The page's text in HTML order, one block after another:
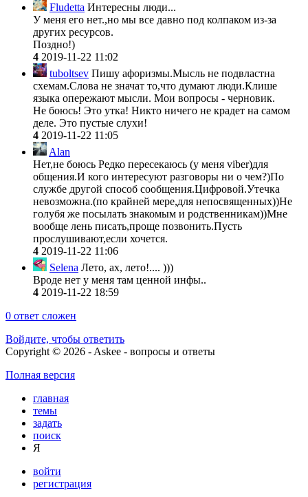
Fludetta Интересны люди...
У меня его нет.,но мы все давно под колпаком из-за
других ресурсов.
Поздно!)
4 2019-11-22 11:02
tuboltsev Пишу афоризмы.Мысль не подвластна
схемам.Слова не значат то,что думают люди.Клише
языка опережают мысли. Мои вопросы - черновик.
Не боюсь! Это утка! Никто ничего не крадет на самом
деле. Это пустые слухи!
4 2019-11-22 11:05
Alan
Нет,не боюсь Редко пересекаюсь (у меня viber)для
общения.И кого интересуют разговоры ни о чем?)По
службе другой способ сообщения.Цифровой.Утечка
невозможна.(по крайней мере,для непосвященных))Не
голубя же посылать знакомым и родственникам))Мне
вообще лень писать,проще позвонить.Пусть
прослушивают,если хочется.
4 2019-11-22 11:06
Selena Лето, ах, лето!.... )))
Вроде нет у меня там ценной инфы..
4 2019-11-22 18:59
0 ответ сложен
Войдите, чтобы ответить
Copyright © 2026 - Askee - вопросы и ответы
Полная версия
главная
темы
задать
поиск
Я
войти
регистрация